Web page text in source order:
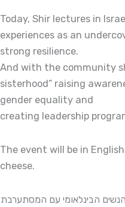
Today, Shir lectures in
experiences as an
strong resilience.
And with the community
sisterhood” raising
gender equality and
creating leadership
The event will be in
cheese.
הנשים הבינלאומי עם המסתערבת